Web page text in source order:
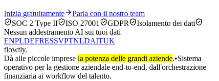
Inizia gratuitamente
Parla con il nostro team
SOC 2 Type II
ISO 27001 GDPR
Isolamento dei dati
Nessun addestramento AI sui tuoi dati
ENPLDEFRESSVPTNLDAITUK
flowtly.
Dà alle piccole imprese la potenza delle grandi aziende.•Sistema
operativo per la gestione aziendale end-to-end, dall'orchestrazione
finanziaria ai workflow del talento.